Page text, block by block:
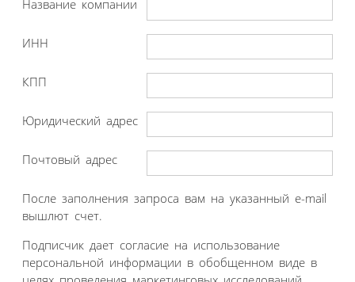
Название компании
ИНН
КПП
Юридический адрес
Почтовый адрес
После заполнения запроса вам на указанный e-mail
вышлют счет.
Подписчик дает согласие на использование
персональной информации в обобщенном виде в